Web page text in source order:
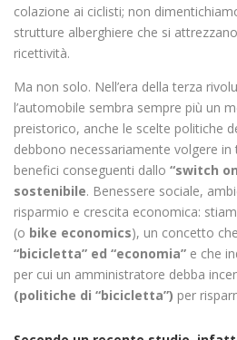
colazione ai ciclisti; non
strutture alberghiere che si
ricettività.
Ma non solo. Nell’era della terza
l’automobile sembra sempre più un
preistorico, anche le scelte politiche
debbono necessariamente volgere
benefici conseguenti dallo “switch
sostenibile. Benessere sociale,
risparmio e crescita economica:
(o bike economics), un concetto
“bicicletta” ed “economia” e che
per cui un amministratore debba
(politiche di “bicicletta”) per